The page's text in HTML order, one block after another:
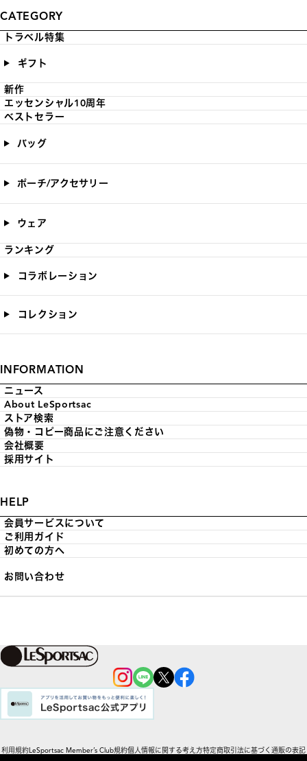
CATEGORY
トラベル特集
ギフト
新作
エッセンシャル10周年
ベストセラー
バッグ
ポーチ/アクセサリー
ウェア
ランキング
コラボレーション
コレクション
INFORMATION
ニュース
About LeSportsac
ストア検索
偽物・コピー商品にご注意ください
会社概要
採用サイト
HELP
会員サービスについて
ご利用ガイド
初めての方へ
お問い合わせ
利用規約LeSportsac Member’s Club規約個人情報に関する考え方特定商取引法に基づく通販の表記